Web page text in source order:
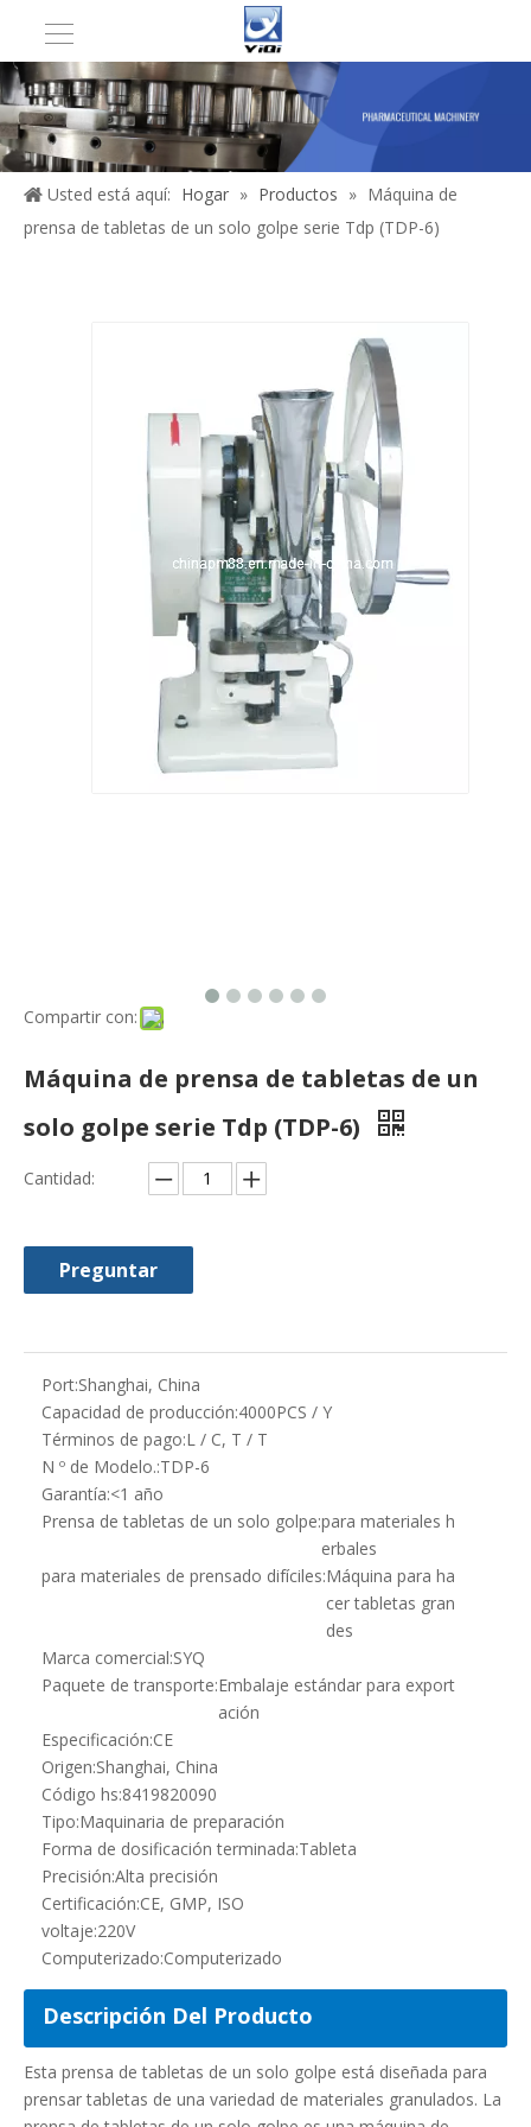
Usted está aquí: Hogar » Productos » Máquina de
prensa de tabletas de un solo golpe serie Tdp (TDP-6)
Compartir con:
Máquina de prensa de tabletas de un
solo golpe serie Tdp (TDP-6)
Cantidad:
Preguntar
Port:Shanghai, China
Capacidad de producción:4000PCS / Y
Términos de pago:L / C, T / T
N º de Modelo.:TDP-6
Garantía:<1 año
Prensa de tabletas de un solo golpe:para materiales h
erbales
para materiales de prensado difíciles:Máquina para ha
cer tabletas gran
des
Marca comercial:SYQ
Paquete de transporte:Embalaje estándar para export
ación
Especificación:CE
Origen:Shanghai, China
Código hs:8419820090
Tipo:Maquinaria de preparación
Forma de dosificación terminada:Tableta
Precisión:Alta precisión
Certificación:CE, GMP, ISO
voltaje:220V
Computerizado:Computerizado
Descripción Del Producto
Esta prensa de tabletas de un solo golpe está diseñada para
prensar tabletas de una variedad de materiales granulados. La